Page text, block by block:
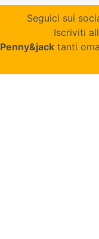
Seguici sui
Iscriviti
Penny&jack tanti